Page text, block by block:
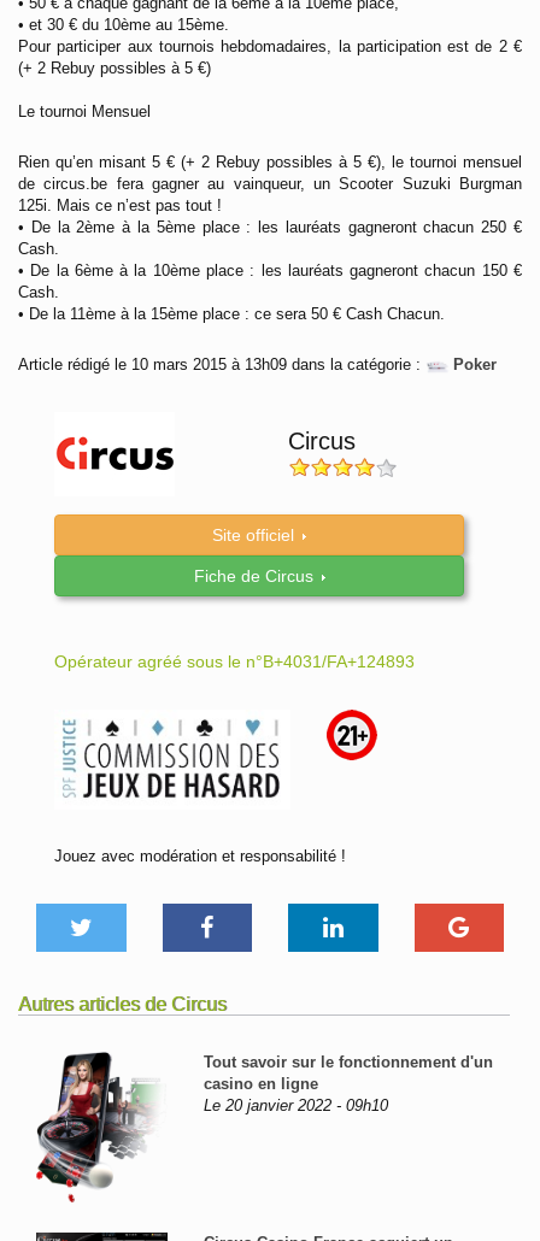
• 50 € à chaque gagnant de la 6ème à la 10ème place,
• et 30 € du 10ème au 15ème.
Pour participer aux tournois hebdomadaires, la participation est de 2 €
(+ 2 Rebuy possibles à 5 €)
Le tournoi Mensuel
Rien qu’en misant 5 € (+ 2 Rebuy possibles à 5 €), le tournoi mensuel
de circus.be fera gagner au vainqueur, un Scooter Suzuki Burgman
125i. Mais ce n’est pas tout !
• De la 2ème à la 5ème place : les lauréats gagneront chacun 250 €
Cash.
• De la 6ème à la 10ème place : les lauréats gagneront chacun 150 €
Cash.
• De la 11ème à la 15ème place : ce sera 50 € Cash Chacun.
Article rédigé le 10 mars 2015 à 13h09 dans la catégorie : Poker
Circus
Site officiel
Fiche de Circus
Opérateur agréé sous le n°B+4031/FA+124893
Jouez avec modération et responsabilité !
Autres articles de Circus
Tout savoir sur le fonctionnement d'un
casino en ligne
Le 20 janvier 2022 - 09h10